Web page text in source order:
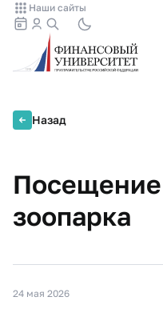
Наши сайты
Назад
Посещение
зоопарка
24 мая 2026